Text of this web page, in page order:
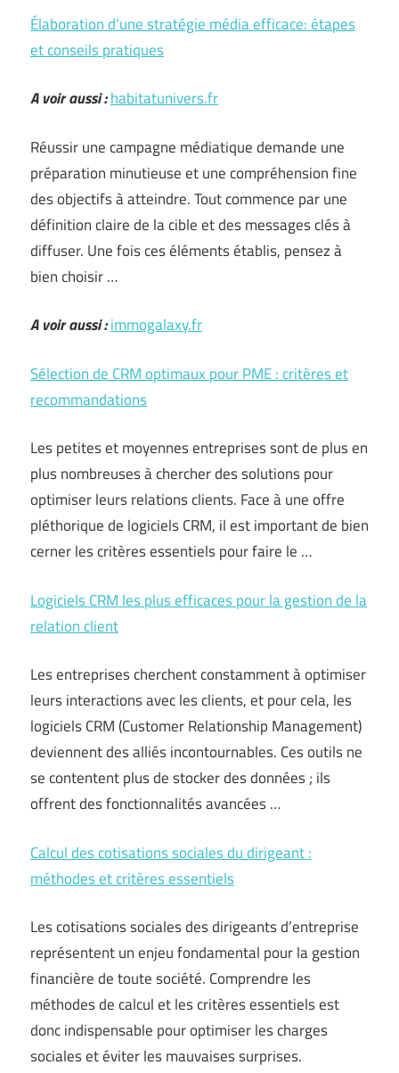
Élaboration d’une stratégie média efficace: étapes
et conseils pratiques
A voir aussi :habitatunivers.fr
Réussir une campagne médiatique demande une
préparation minutieuse et une compréhension fine
des objectifs à atteindre. Tout commence par une
définition claire de la cible et des messages clés à
diffuser. Une fois ces éléments établis, pensez à
bien choisir …
A voir aussi :immogalaxy.fr
Sélection de CRM optimaux pour PME : critères et
recommandations
Les petites et moyennes entreprises sont de plus en
plus nombreuses à chercher des solutions pour
optimiser leurs relations clients. Face à une offre
pléthorique de logiciels CRM, il est important de bien
cerner les critères essentiels pour faire le …
Logiciels CRM les plus efficaces pour la gestion de la
relation client
Les entreprises cherchent constamment à optimiser
leurs interactions avec les clients, et pour cela, les
logiciels CRM (Customer Relationship Management)
deviennent des alliés incontournables. Ces outils ne
se contentent plus de stocker des données ; ils
offrent des fonctionnalités avancées …
Calcul des cotisations sociales du dirigeant :
méthodes et critères essentiels
Les cotisations sociales des dirigeants d’entreprise
représentent un enjeu fondamental pour la gestion
financière de toute société. Comprendre les
méthodes de calcul et les critères essentiels est
donc indispensable pour optimiser les charges
sociales et éviter les mauvaises surprises.